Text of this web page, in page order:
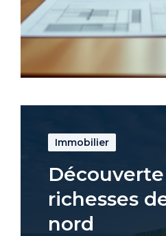
Immobilier
richesses
nord